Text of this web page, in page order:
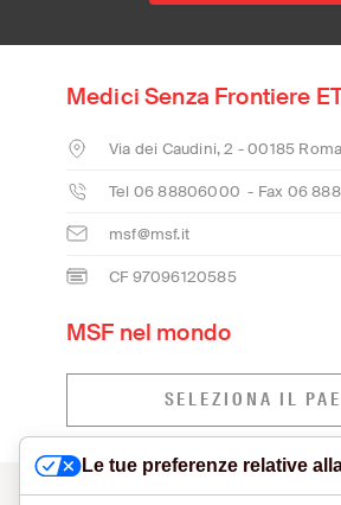
Medici Senza Frontiere
Via dei Caudini, 2 - 00185 Roma
Tel 06 88806000 - Fax 06
msf@msf.it
CF 97096120585
MSF nel mondo
SELEZIONA IL
CONTATTI MODELLO
Le tue preferenze relative